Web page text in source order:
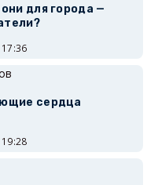
для города —
сердца